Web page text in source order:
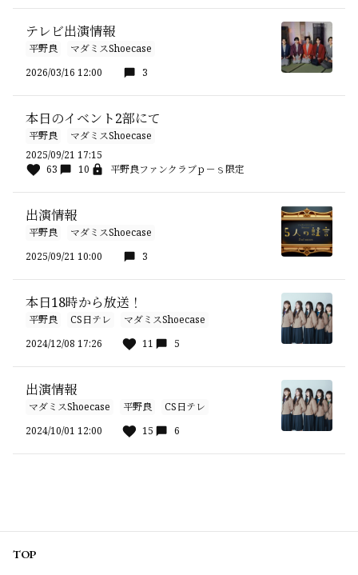
テレビ出演情報
平野良
マダミスShoecase
2026/03/16 12:00
3
本日のイベント2部にて
平野良
マダミスShoecase
2025/09/21 17:15
63
10 平野良ファンクラブｐ－ｓ限定
出演情報
平野良
マダミスShoecase
2025/09/21 10:00
3
本日18時から放送！
平野良 CS日テレ
マダミスShoecase
2024/12/08 17:26
11 5
出演情報
マダミスShoecase 平野良
CS日テレ
2024/10/01 12:00
15 6
TOP